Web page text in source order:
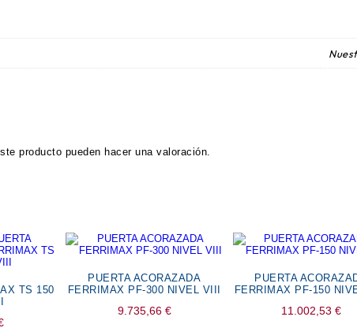
producto pueden hacer una valoración.
TS 150
PUERTA ACORAZADA
FERRIMAX PF-300 NIVEL VIII
9.735,66 €
PUERTA
FERRIMAX PF-150
11.002,53 €